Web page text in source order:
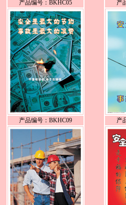
产品编号：BKHC05 产
产品编号：BKHC09 产